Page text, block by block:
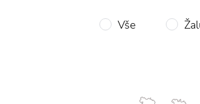
Vše